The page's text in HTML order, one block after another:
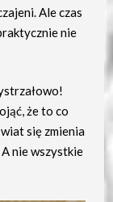
Ale czas
nie
że to co
się zmienia
A nie wszystkie